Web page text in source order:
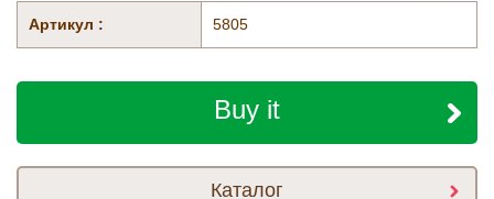
Артикул : 5805
Buy it
Каталог